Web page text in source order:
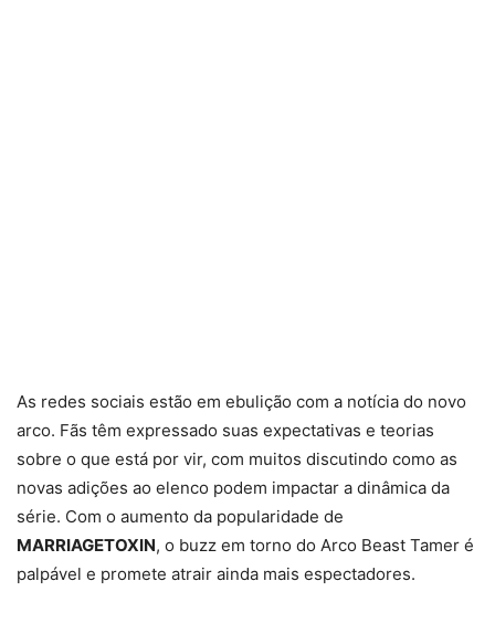
As redes sociais estão em ebulição com a notícia do novo
arco. Fãs têm expressado suas expectativas e teorias
sobre o que está por vir, com muitos discutindo como as
novas adições ao elenco podem impactar a dinâmica da
série. Com o aumento da popularidade de
MARRIAGETOXIN, o buzz em torno do Arco Beast Tamer é
palpável e promete atrair ainda mais espectadores.